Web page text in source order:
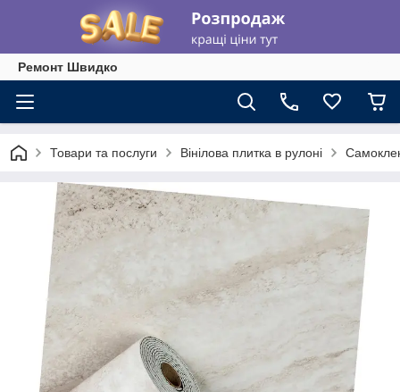
Ремонт Швидко
Товари та послуги Вінілова плитка в рулоні